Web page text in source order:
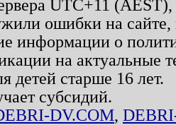
UTC+11
ошибки на
информации о
на актуальные
детей старше 16 лет.
субсидий.
DV.COM,